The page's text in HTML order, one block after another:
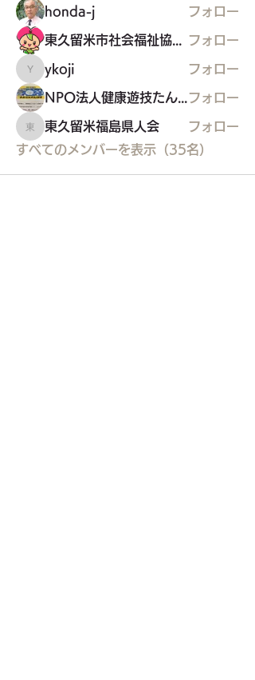
honda-j フォロー
東久留米市社会福祉協議会 フォロー
ykoji
ykoji フォロー
NPO法人健康遊技たんぽぽフォロー
東久留米福島県人会
東久留米福島県人会
フォロー
すべてのメンバーを表示（35名）